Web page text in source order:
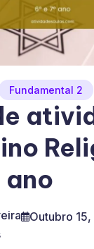
Fundamental 2
ano
Outubro